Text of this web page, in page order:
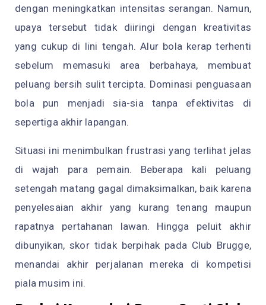
dengan meningkatkan intensitas serangan. Namun,
upaya tersebut tidak diiringi dengan kreativitas
yang cukup di lini tengah. Alur bola kerap terhenti
sebelum memasuki area berbahaya, membuat
peluang bersih sulit tercipta. Dominasi penguasaan
bola pun menjadi sia-sia tanpa efektivitas di
sepertiga akhir lapangan.
Situasi ini menimbulkan frustrasi yang terlihat jelas
di wajah para pemain. Beberapa kali peluang
setengah matang gagal dimaksimalkan, baik karena
penyelesaian akhir yang kurang tenang maupun
rapatnya pertahanan lawan. Hingga peluit akhir
dibunyikan, skor tidak berpihak pada Club Brugge,
menandai akhir perjalanan mereka di kompetisi
piala musim ini.